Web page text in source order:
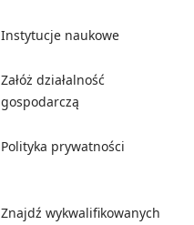
Instytucje naukowe
Załóż działalność
gospodarczą
Polityka prywatności
Znajdź wykwalifikowanych